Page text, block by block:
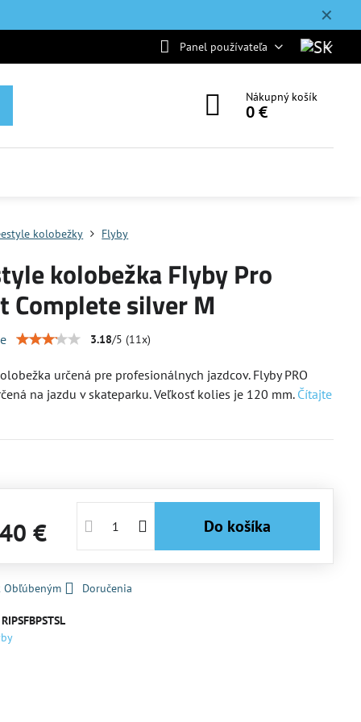
✕
Panel používateľa
Nákupný košík
0 €
kolobežky Flyby
kolobežka Flyby Pro
Complete silver M
3.18/5 (11x)
určená pre profesionálnych jazdcov. Flyby PRO
na jazdu v skateparku. Veľkosť kolies je 120 mm. Čítajte
€ Do košíka
Obľúbeným Doručenia
RIPSFBPSTSL